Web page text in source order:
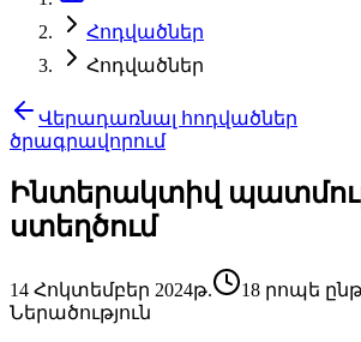
Հոդվածներ
Հոդվածներ
Վերադառնալ հոդվածներ
ծրագրավորում
Ինտերակտիվ
ստեղծում
14 Հոկտեմբեր 2024թ.
18 րոպե
Ներածություն